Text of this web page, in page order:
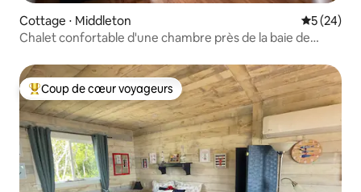
Cottage ⋅ Middleton
5 (24)
Chalet confortable d'une chambre près de la baie de
Coups de cœur voyageurs les plus appréciés
Coup de cœur voyageurs